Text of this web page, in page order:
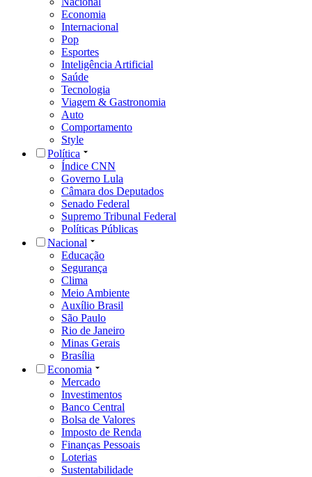
Economia
Internacional
Pop
Esportes
Inteligência Artificial
Saúde
Tecnologia
Viagem & Gastronomia
Auto
Comportamento
Style
Política
Índice CNN
Governo Lula
Câmara dos Deputados
Senado Federal
Supremo Tribunal Federal
Políticas Públicas
Nacional
Educação
Segurança
Clima
Meio Ambiente
Auxílio Brasil
São Paulo
Rio de Janeiro
Minas Gerais
Brasília
Economia
Mercado
Investimentos
Banco Central
Bolsa de Valores
Imposto de Renda
Finanças Pessoais
Loterias
Sustentabilidade